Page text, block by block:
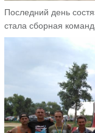
Последний день
стала сборная